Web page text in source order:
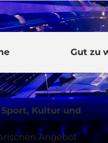
Gut zu
Sport, Kultur und
Angebot